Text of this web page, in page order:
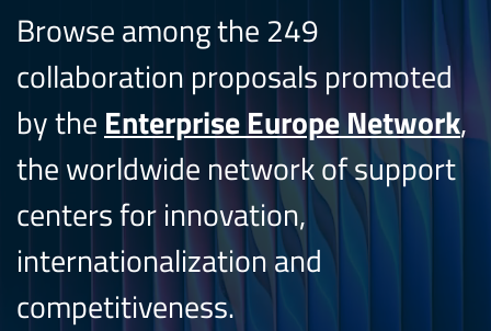
Browse among the 249
collaboration proposals promoted
by the Enterprise Europe Network,
the worldwide network of support
centers for innovation,
internationalization and
competitiveness.